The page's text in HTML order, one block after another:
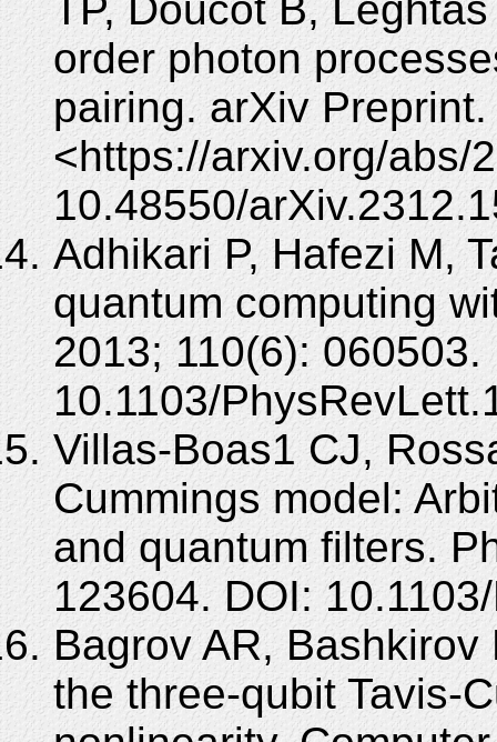
order photon
pairing. arXiv
<https://arxiv.org/abs/
10.48550/
Adhikari P, Hafezi M,
quantum computing
2013; 110(6): 060503.
10.1103/
Villas-Boas1 CJ,
Cummings model:
and quantum filters.
123604. DOI:
Bagrov AR,
the three-qubit Tavis-